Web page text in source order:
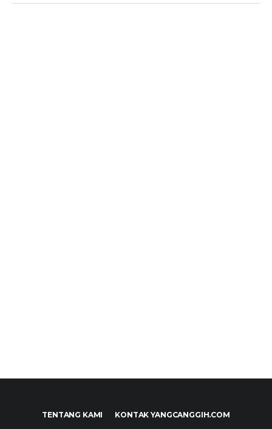
TENTANG KAMI KONTAK YANGCANGGIH.COM